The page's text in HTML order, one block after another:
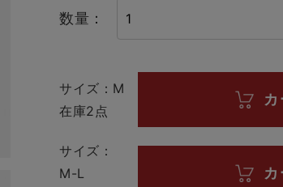
数量：
サイズ：M
在庫2点
サイズ：
M-L